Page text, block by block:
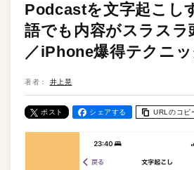
Podcastを文字起こし
語でも内容がスラスラ
／iPhone爆得テクニッ
著者： 井上晃
ポスト シェアする URLのコピ